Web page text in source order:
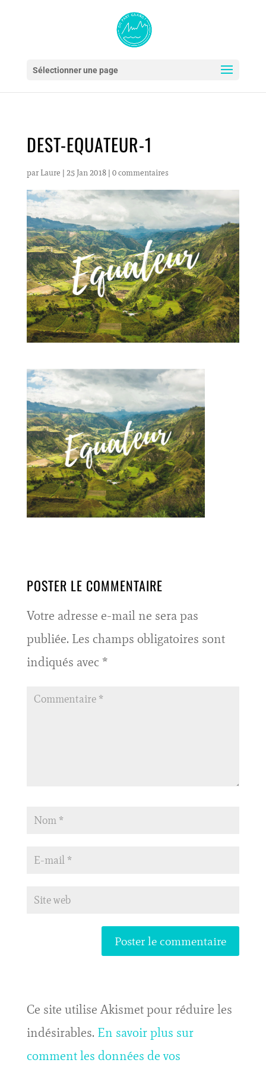
Sélectionner une page
DEST-EQUATEUR-1
par Laure | 25 Jan 2018| 0 commentaires
POSTER LE COMMENTAIRE
Votre adresse e-mail ne sera pas
publiée. Les champs obligatoires sont
indiqués avec *
Ce site utilise Akismet pour réduire les
indésirables. En savoir plus sur
comment les données de vos